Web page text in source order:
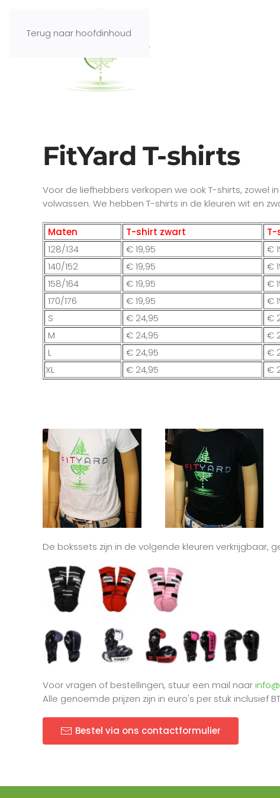
Terug naar hoofdinhoud
FitYard T-shirts
Voor de liefhebbers verkopen we ook T-shirts, zowel
volwassen. We hebben T-shirts in de kleuren wit en
Maten T-shirt zwart
T-
128/134
€19,95 €
140/152
€19,95 €
158/164
€19,95 €
170/176
€19,95 €
S
€ 24,95 €
M
€ 24,95 €
L
€ 24,95 €
XL
€ 24,95 €
De bokssets zijn in de volgende kleuren verkrijgbaar,
Voor vragen of bestellingen, stuur een mail naar
Alle genoemde prijzen zijn in euro's per stuk inclusief
Bestel via ons contactformulier